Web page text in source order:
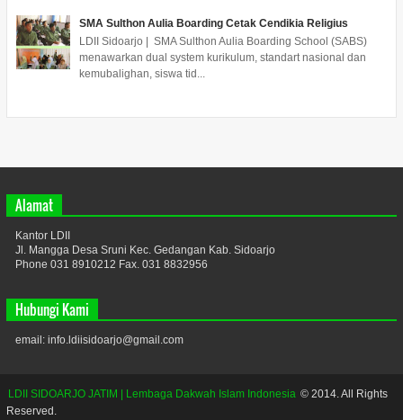
SMA Sulthon Aulia Boarding Cetak Cendikia Religius
LDII Sidoarjo | SMA Sulthon Aulia Boarding School (SABS)
menawarkan dual system kurikulum, standart nasional dan
kemubalighan, siswa tid...
Alamat
Kantor LDII
Jl. Mangga Desa Sruni Kec. Gedangan Kab. Sidoarjo
Phone 031 8910212 Fax. 031 8832956
Hubungi Kami
email: info.ldiisidoarjo@gmail.com
LDII SIDOARJO JATIM | Lembaga Dakwah Islam Indonesia © 2014. All Rights
Reserved.